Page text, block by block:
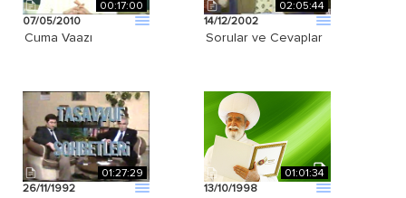
00:17:00
07/05/2010
Cuma Vaazı
02:05:44
14/12/2002
Sorular ve Cevaplar
01:27:29
26/11/1992
01:01:34
13/10/1998